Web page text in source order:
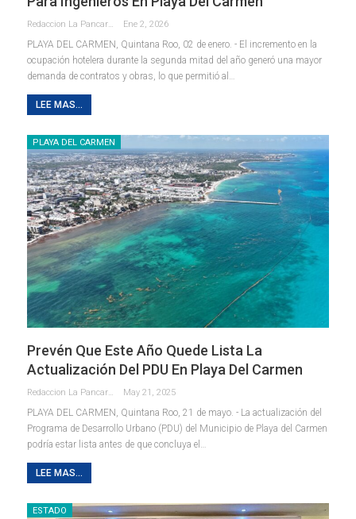
Redaccion La Pancarta De Quintana Roo Ene 2, 2026
PLAYA DEL CARMEN, Quintana Roo, 02 de enero. - El incremento en la
ocupación hotelera durante la segunda mitad del año generó una mayor
demanda de contratos y obras, lo que permitió al …
LEE MAS...
PLAYA DEL CARMEN
Prevén Que Este Año Quede Lista La
Actualización Del PDU En Playa Del Carmen
Redaccion La Pancarta De Quintana Roo May 21, 2025
PLAYA DEL CARMEN, Quintana Roo, 21 de mayo. - La actualización del
Programa de Desarrollo Urbano (PDU) del Municipio de Playa del Carmen
podría estar lista antes de que concluya el …
LEE MAS...
ESTADO